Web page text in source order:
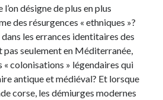
désigne de plus en plus
des résurgences « ethniques »?
les errances identitaires des
pas seulement en Méditerranée,
« colonisations » légendaires qui
antique et médiéval? Et lorsque
corse, les démiurges modernes